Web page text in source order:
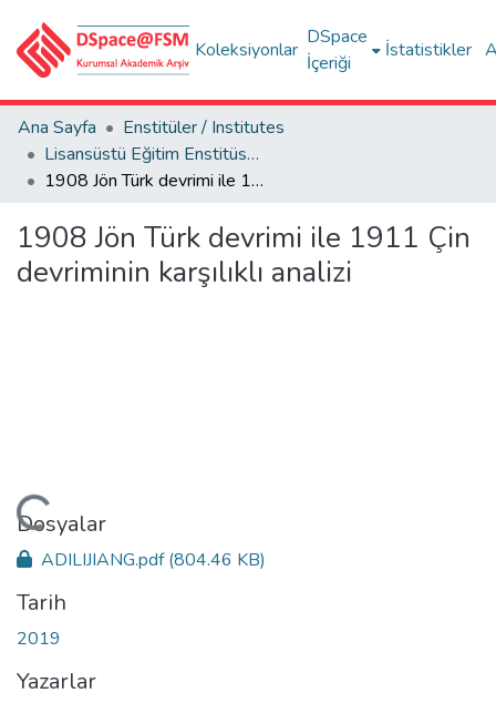
Koleksiyonlar
DSpace
İçeriği
İstatistikler
Ana Sayfa
Enstitüler / Institutes
Lisansüstü Eğitim Enstitüsü Tez Koleksiyonu
1908 Jön Türk devrimi ile 1911 Çin devriminin karşılıklı analizi
1908 Jön Türk devrimi ile 1911 Çin
devriminin karşılıklı analizi
Dosyalar
ADILIJIANG.pdf(804.46 KB)
Tarih
2019
Yazarlar